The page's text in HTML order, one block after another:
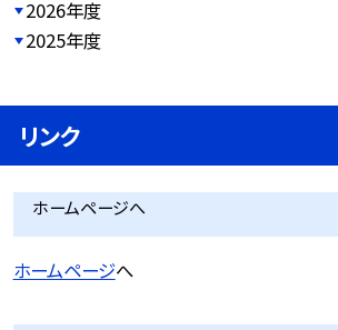
2026年度
2025年度
リンク
ホームページへ
ホームページへ